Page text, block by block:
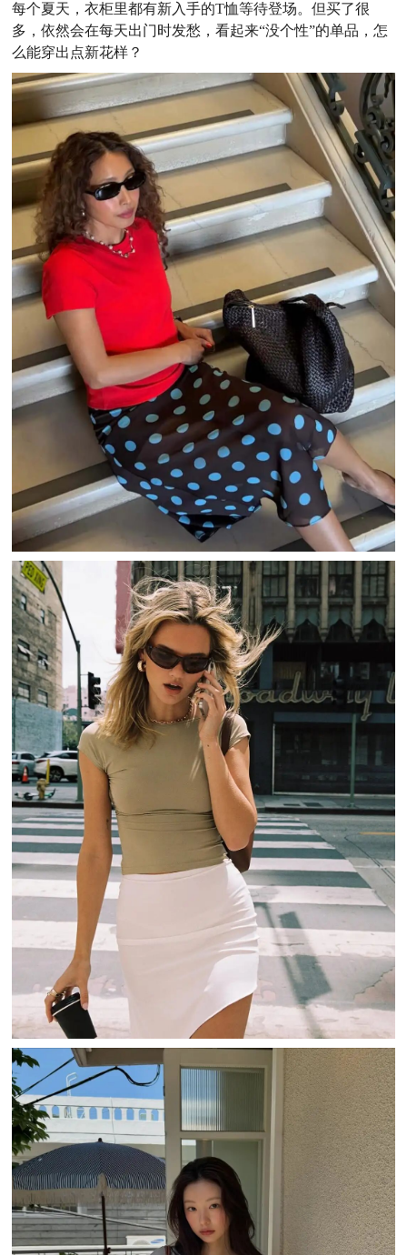
每个夏天，衣柜里都有新入手的T恤等待登场。但买了很
多，依然会在每天出门时发愁，看起来“没个性”的单品，怎
么能穿出点新花样？